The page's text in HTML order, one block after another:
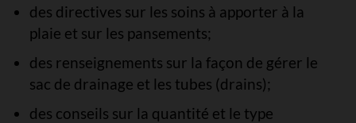
des directives sur les soins à apporter à la
plaie et sur les pansements;
des renseignements sur la façon de gérer le
sac de drainage et les tubes (drains);
des conseils sur la quantité et le type